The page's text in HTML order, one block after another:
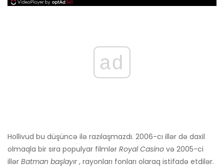
ad
Hollivud bu düşüncə ilə razılaşmazdı. 2006-cı illər də daxil
olmaqla bir sıra populyar filmlər Royal Casino və 2005-ci
illər Batman başlayır, rayonları fonları olaraq istifadə etdilər.